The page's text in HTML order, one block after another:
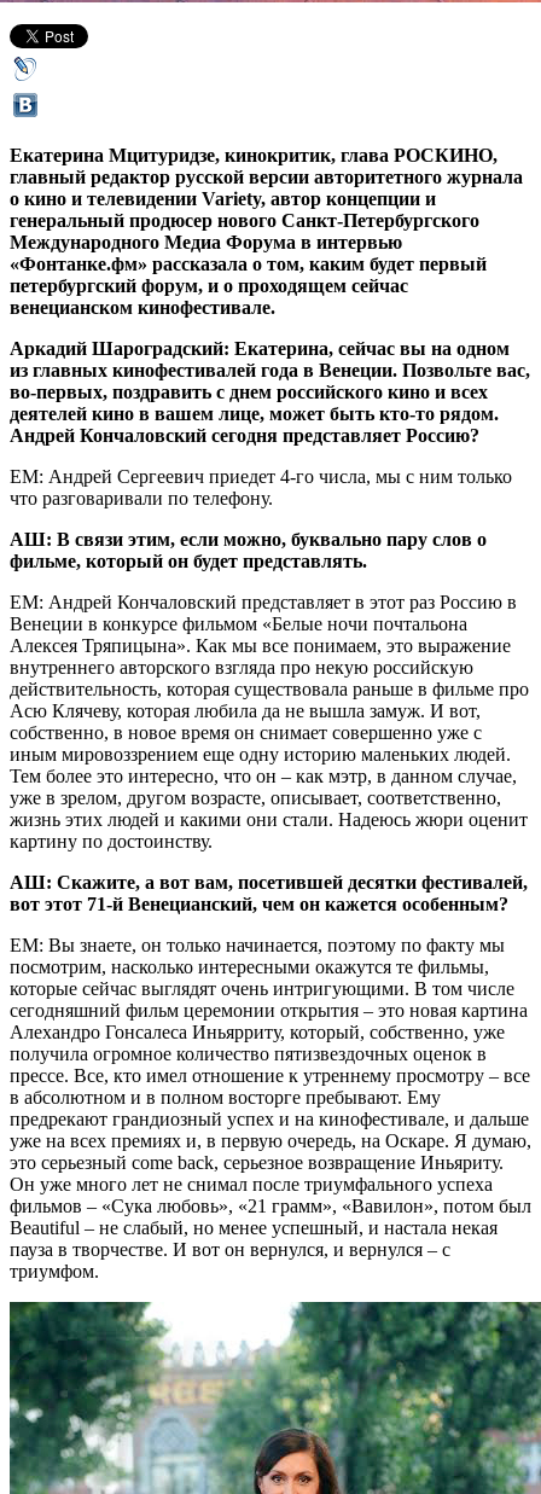
Екатерина Мцитуридзе, кинокритик, глава РОСКИНО,
главный редактор русской версии авторитетного журнала
о кино и телевидении Variety, автор концепции и
генеральный продюсер нового Санкт-Петербургского
Международного Медиа Форума в интервью
«Фонтанке.фм» рассказала о том, каким будет первый
петербургский форум, и о проходящем сейчас
венецианском кинофестивале.
Аркадий Шароградский: Екатерина, сейчас вы на одном
из главных кинофестивалей года в Венеции. Позвольте вас,
во-первых, поздравить с днем российского кино и всех
деятелей кино в вашем лице, может быть кто-то рядом.
Андрей Кончаловский сегодня представляет Россию?
ЕМ: Андрей Сергеевич приедет 4-го числа, мы с ним только
что разговаривали по телефону.
АШ: В связи этим, если можно, буквально пару слов о
фильме, который он будет представлять.
ЕМ: Андрей Кончаловский представляет в этот раз Россию в
Венеции в конкурсе фильмом «Белые ночи почтальона
Алексея Тряпицына». Как мы все понимаем, это выражение
внутреннего авторского взгляда про некую российскую
действительность, которая существовала раньше в фильме про
Асю Клячеву, которая любила да не вышла замуж. И вот,
собственно, в новое время он снимает совершенно уже с
иным мировоззрением еще одну историю маленьких людей.
Тем более это интересно, что он – как мэтр, в данном случае,
уже в зрелом, другом возрасте, описывает, соответственно,
жизнь этих людей и какими они стали. Надеюсь жюри оценит
картину по достоинству.
АШ: Скажите, а вот вам, посетившей десятки фестивалей,
вот этот 71-й Венецианский, чем он кажется особенным?
ЕМ: Вы знаете, он только начинается, поэтому по факту мы
посмотрим, насколько интересными окажутся те фильмы,
которые сейчас выглядят очень интригующими. В том числе
сегодняшний фильм церемонии открытия – это новая картина
Алехандро Гонсалеса Иньярриту, который, собственно, уже
получила огромное количество пятизвездочных оценок в
прессе. Все, кто имел отношение к утреннему просмотру – все
в абсолютном и в полном восторге пребывают. Ему
предрекают грандиозный успех и на кинофестивале, и дальше
уже на всех премиях и, в первую очередь, на Оскаре. Я думаю,
это серьезный come back, серьезное возвращение Иньяриту.
Он уже много лет не снимал после триумфального успеха
фильмов – «Сука любовь», «21 грамм», «Вавилон», потом был
Beautiful – не слабый, но менее успешный, и настала некая
пауза в творчестве. И вот он вернулся, и вернулся – с
триумфом.